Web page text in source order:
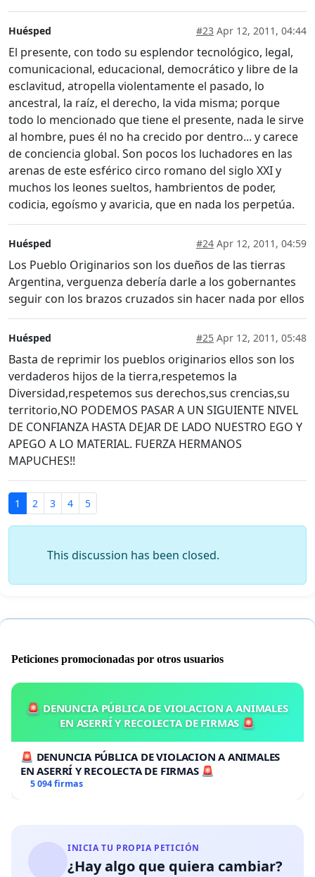
Huésped #23 Apr 12, 2011, 04:44
El presente, con todo su esplendor tecnológico, legal,
comunicacional, educacional, democrático y libre de la
esclavitud, atropella violentamente el pasado, lo
ancestral, la raíz, el derecho, la vida misma; porque
todo lo mencionado que tiene el presente, nada le sirve
al hombre, pues él no ha crecido por dentro... y carece
de conciencia global. Son pocos los luchadores en las
arenas de este esférico circo romano del siglo XXI y
muchos los leones sueltos, hambrientos de poder,
codicia, egoísmo y avaricia, que en nada los perpetúa.
Huésped #24 Apr 12, 2011, 04:59
Los Pueblo Originarios son los dueños de las tierras
Argentina, verguenza debería darle a los gobernantes
seguir con los brazos cruzados sin hacer nada por ellos
Huésped #25 Apr 12, 2011, 05:48
Basta de reprimir los pueblos originarios ellos son los
verdaderos hijos de la tierra,respetemos la
Diversidad,respetemos sus derechos,sus crencias,su
territorio,NO PODEMOS PASAR A UN SIGUIENTE NIVEL
DE CONFIANZA HASTA DEJAR DE LADO NUESTRO EGO Y
APEGO A LO MATERIAL. FUERZA HERMANOS
MAPUCHES!!
1 2 3 4 5
This discussion has been closed.
Peticiones promocionadas por otros usuarios
🚨 DENUNCIA PÚBLICA DE VIOLACION A ANIMALES
EN ASERRÍ Y RECOLECTA DE FIRMAS 🚨
🚨 DENUNCIA PÚBLICA DE VIOLACION A ANIMALES
EN ASERRÍ Y RECOLECTA DE FIRMAS 🚨
5 094 firmas
INICIA TU PROPIA PETICIÓN
¿Hay algo que quiera cambiar?